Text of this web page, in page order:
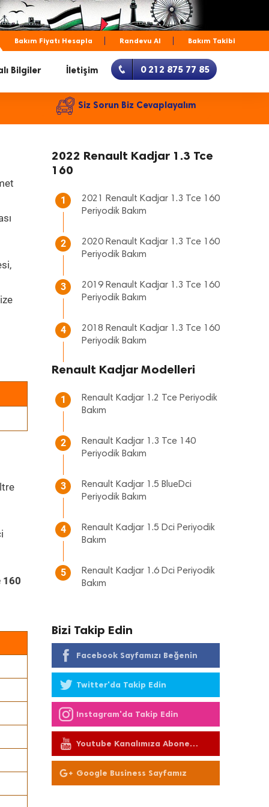
Bakım Fiyatı Hesapla Randevu Al Bakım Takibi
Bilgiler İletişim 0 212 875 77 85
Siz Sorun Biz Cevaplayalım
160
2022 Renault Kadjar 1.3 Tce
160
1
2021 Renault Kadjar 1.3 Tce 160
Periyodik Bakım
2
2020 Renault Kadjar 1.3 Tce 160
Periyodik Bakım
3
2019 Renault Kadjar 1.3 Tce 160
Periyodik Bakım
4
2018 Renault Kadjar 1.3 Tce 160
Periyodik Bakım
Renault Kadjar Modelleri
1
Renault Kadjar 1.2 Tce Periyodik
Bakım
2
Renault Kadjar 1.3 Tce 140
Periyodik Bakım
3
Renault Kadjar 1.5 BlueDci
Periyodik Bakım
4
Renault Kadjar 1.5 Dci Periyodik
Bakım
5
Renault Kadjar 1.6 Dci Periyodik
Bakım
Bizi Takip Edin
Facebook Sayfamızı Beğenin
Twitter'da Takip Edin
Instagram'da Takip Edin
Youtube Kanalımıza Abone
Olun
Google Business Sayfamız